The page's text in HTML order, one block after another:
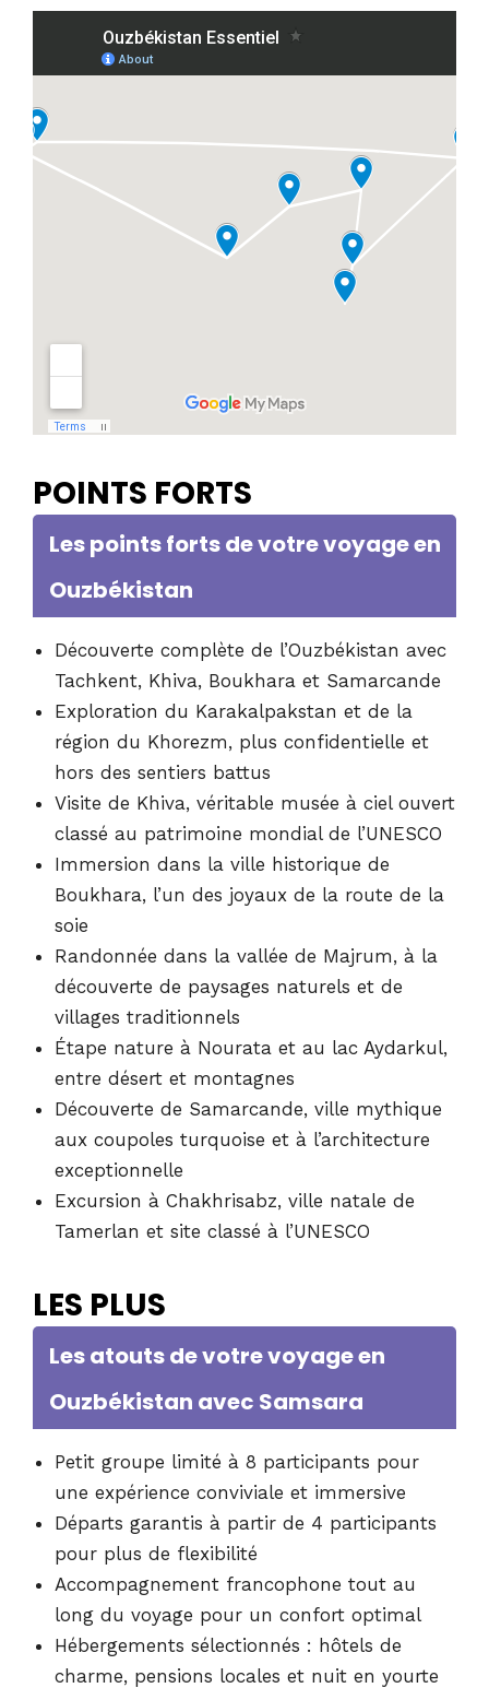
POINTS FORTS
Les points forts de votre voyage en
Ouzbékistan
Découverte complète de l’Ouzbékistan avec
Tachkent, Khiva, Boukhara et Samarcande
Exploration du Karakalpakstan et de la
région du Khorezm, plus confidentielle et
hors des sentiers battus
Visite de Khiva, véritable musée à ciel ouvert
classé au patrimoine mondial de l’UNESCO
Immersion dans la ville historique de
Boukhara, l’un des joyaux de la route de la
soie
Randonnée dans la vallée de Majrum, à la
découverte de paysages naturels et de
villages traditionnels
Étape nature à Nourata et au lac Aydarkul,
entre désert et montagnes
Découverte de Samarcande, ville mythique
aux coupoles turquoise et à l’architecture
exceptionnelle
Excursion à Chakhrisabz, ville natale de
Tamerlan et site classé à l’UNESCO
LES PLUS
Les atouts de votre voyage en
Ouzbékistan avec Samsara
Petit groupe limité à 8 participants pour
une expérience conviviale et immersive
Départs garantis à partir de 4 participants
pour plus de flexibilité
Accompagnement francophone tout au
long du voyage pour un confort optimal
Hébergements sélectionnés : hôtels de
charme, pensions locales et nuit en yourte